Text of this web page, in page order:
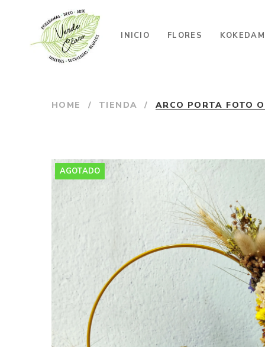
INICIO FLORES
HOME / TIENDA / ARCO PORTA FOTO
AGOTADO